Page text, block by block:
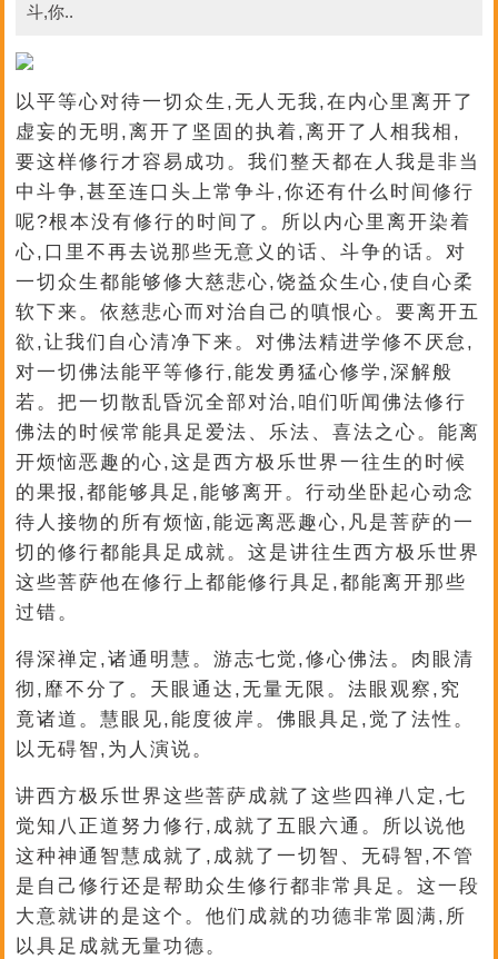
斗,你..
以平等心对待一切众生,无人无我,在内心里离开了
虚妄的无明,离开了坚固的执着,离开了人相我相,
要这样修行才容易成功。我们整天都在人我是非当
中斗争,甚至连口头上常争斗,你还有什么时间修行
呢?根本没有修行的时间了。所以内心里离开染着
心,口里不再去说那些无意义的话、斗争的话。对
一切众生都能够修大慈悲心,饶益众生心,使自心柔
软下来。依慈悲心而对治自己的嗔恨心。要离开五
欲,让我们自心清净下来。对佛法精进学修不厌怠,
对一切佛法能平等修行,能发勇猛心修学,深解般
若。把一切散乱昏沉全部对治,咱们听闻佛法修行
佛法的时候常能具足爱法、乐法、喜法之心。能离
开烦恼恶趣的心,这是西方极乐世界一往生的时候
的果报,都能够具足,能够离开。行动坐卧起心动念
待人接物的所有烦恼,能远离恶趣心,凡是菩萨的一
切的修行都能具足成就。这是讲往生西方极乐世界
这些菩萨他在修行上都能修行具足,都能离开那些
过错。
得深禅定,诸通明慧。游志七觉,修心佛法。肉眼清
彻,靡不分了。天眼通达,无量无限。法眼观察,究
竟诸道。慧眼见,能度彼岸。佛眼具足,觉了法性。
以无碍智,为人演说。
讲西方极乐世界这些菩萨成就了这些四禅八定,七
觉知八正道努力修行,成就了五眼六通。所以说他
这种神通智慧成就了,成就了一切智、无碍智,不管
是自己修行还是帮助众生修行都非常具足。这一段
大意就讲的是这个。他们成就的功德非常圆满,所
以具足成就无量功德。